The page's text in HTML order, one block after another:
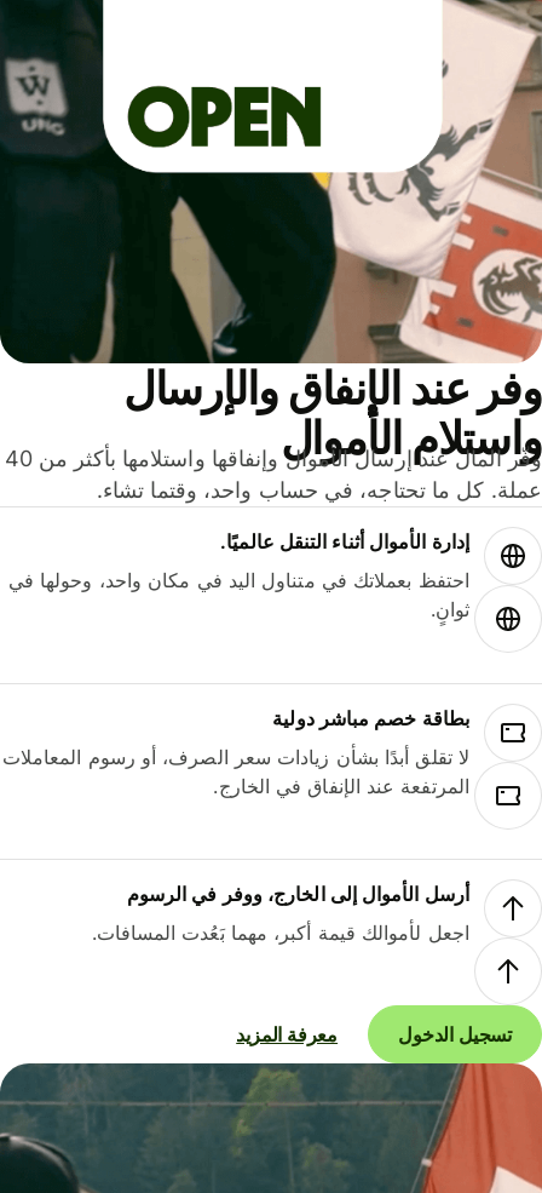
عند الإنفاق والإرسال
الأموال
وفّر المال عند إرسال الأموال وإنفاقها واستلامها بأكثر من 40
كل ما تحتاجه، في حساب واحد، وقتما تشاء.
إدارة الأموال أثناء التنقل عالميًا.
احتفظ بعملاتك في متناول اليد في مكان واحد، وحولها في
ثوانٍ.
بطاقة خصم مباشر دولية
لا تقلق أبدًا بشأن زيادات سعر الصرف، أو رسوم المعاملات
المرتفعة عند الإنفاق في الخارج.
أرسل الأموال إلى الخارج، ووفر في الرسوم
اجعل لأموالك قيمة أكبر، مهما بَعُدت المسافات.
تسجيل الدخول معرفة المزيد